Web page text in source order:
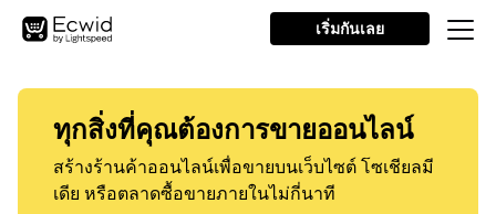
เริ่มกันเลย
ทุกสิ่งที่คุณต้องการขายออนไลน์
สร้างร้านค้าออนไลน์เพื่อขายบนเว็บไซต์ โซเชียลมี
เดีย หรือตลาดซื้อขายภายในไม่กี่นาที